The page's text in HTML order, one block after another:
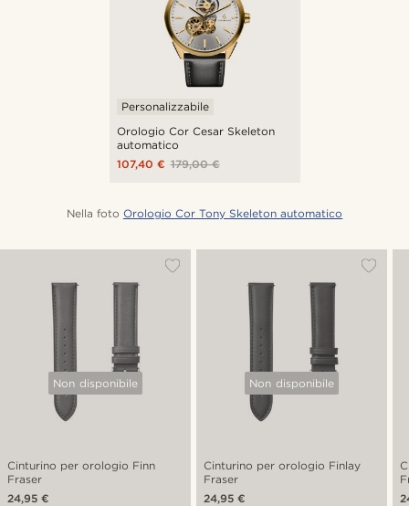
Orologio Cor Cesar Skeleton
automatico
Personalizzabile
179,00 €
107,40 €
Nella foto Orologio Cor Tony Skeleton automatico
Non disponibile
Cinturino per orologio Finn
Fraser
24,95 €
Non disponibile
Cinturino per orologio Finlay
Fraser
24,95 €